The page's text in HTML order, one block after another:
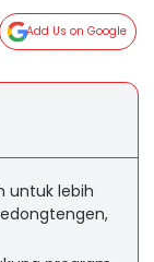
Add Us on Google
untuk lebih